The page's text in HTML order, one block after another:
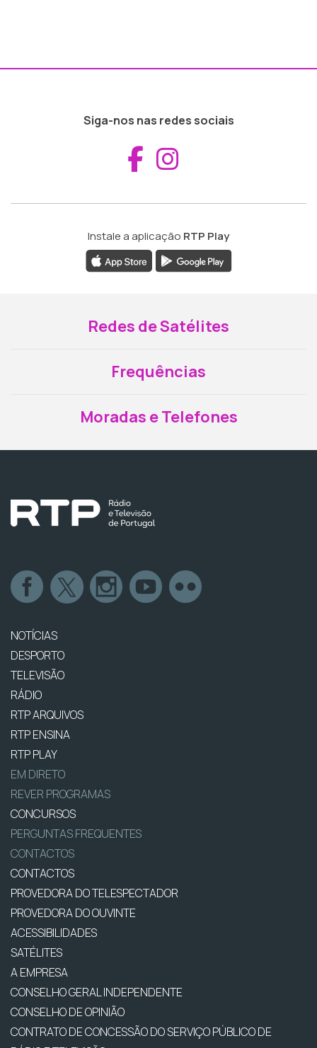
Siga-nos nas redes sociais
Aceder ao
Instale a aplicação RTP Play
Redes de Satélites
Frequências
Moradas e Telefones
NOTÍCIAS
DESPORTO
TELEVISÃO
RÁDIO
RTP ARQUIVOS
RTP ENSINA
RTP PLAY
EM DIRETO
REVER PROGRAMAS
CONCURSOS
PERGUNTAS FREQUENTES
CONTACTOS
CONTACTOS
PROVEDORA DO TELESPECTADOR
PROVEDORA DO OUVINTE
ACESSIBILIDADES
SATÉLITES
A EMPRESA
CONSELHO GERAL INDEPENDENTE
CONSELHO DE OPINIÃO
CONTRATO DE CONCESSÃO DO SERVIÇO PÚBLICO DE